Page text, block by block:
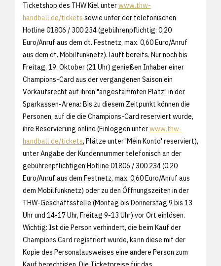
Ticketshop des THW Kiel unterwww.thw-
handball.de/tickets sowie unter der telefonischen
Hotline 01806 / 300 234 (gebührenpflichtig: 0,20
Euro/Anruf aus dem dt. Festnetz, max. 0,60 Euro/Anruf
aus dem dt. Mobilfunknetz). läuft bereits. Nur noch bis
Freitag, 19. Oktober (21 Uhr) genießen Inhaber einer
Champions-Card aus der vergangenen Saison ein
Vorkaufsrecht auf ihren "angestammten Platz" in der
Sparkassen-Arena: Bis zu diesem Zeitpunkt können die
Personen, auf die die Champions-Card reserviert wurde,
ihre Reservierung online (Einloggen unterwww.thw-
handball.de/tickets, Plätze unter 'Mein Konto' reserviert),
unter Angabe der Kundennummer telefonisch an der
gebührenpflichtigen Hotline 01806 / 300 234 (0,20
Euro/Anruf aus dem Festnetz, max. 0,60 Euro/Anruf aus
dem Mobilfunknetz) oder zu den Öffnungszeiten in der
THW-Geschäftsstelle (Montag bis Donnerstag 9 bis 13
Uhr und 14-17 Uhr, Freitag 9-13 Uhr) vor Ort einlösen.
Wichtig: Ist die Person verhindert, die beim Kauf der
Champions Card registriert wurde, kann diese mit der
Kopie des Personalausweises eine andere Person zum